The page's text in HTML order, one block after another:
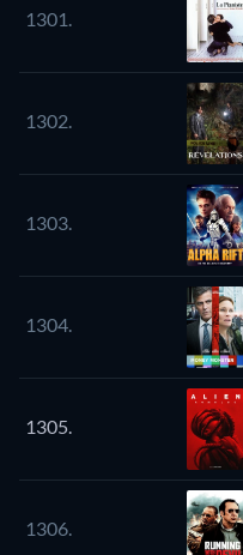
1301.
1302.
1303.
1304.
1305.
1306.